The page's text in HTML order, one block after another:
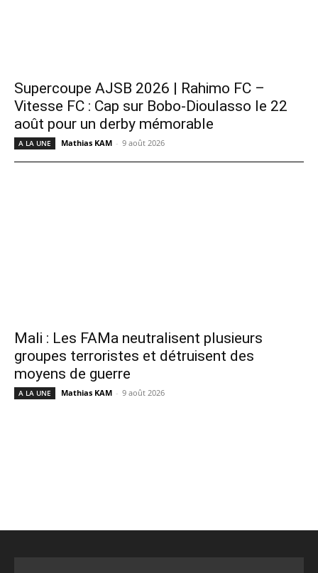
Supercoupe AJSB 2026 | Rahimo FC –
Vitesse FC : Cap sur Bobo-Dioulasso le 22
août pour un derby mémorable
A LA UNE Mathias KAM - 9 août 2026
Mali : Les FAMa neutralisent plusieurs
groupes terroristes et détruisent des
moyens de guerre
A LA UNE Mathias KAM - 9 août 2026